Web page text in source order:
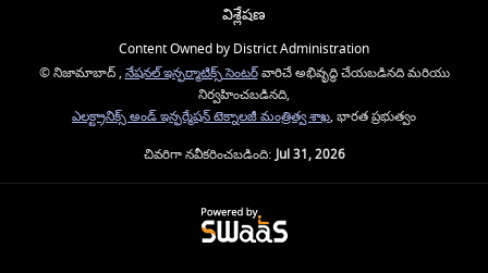
విశ్లేషణ
Content Owned by District Administration
© నిజామాబాద్ , నేషనల్ ఇన్ఫర్మాటిక్స్ సెంటర్వారిచే అభివృద్ధి చేయబడినది మరియు
నిర్వహించబడినది,
ఎలక్ట్రానిక్స్ అండ్ ఇన్ఫర్మేషన్ టెక్నాలజీ మంత్రిత్వ శాఖ, భారత ప్రభుత్వం
చివరిగా నవీకరించబడింది:Jul 31, 2026